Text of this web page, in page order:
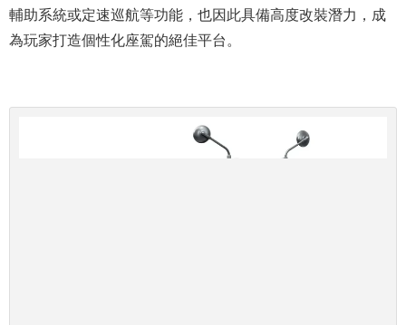
輔助系統或定速巡航等功能，也因此具備高度改裝潛力，成
為玩家打造個性化座駕的絕佳平台。